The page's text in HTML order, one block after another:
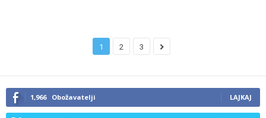
1 2 3
1,966 Obožavatelji LAJKAJ